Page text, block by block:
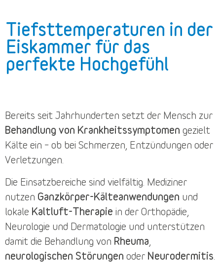
Tiefsttemperaturen in der
Eiskammer für das
perfekte Hochgefühl
Bereits seit Jahrhunderten setzt der Mensch zur
Behandlung von Krankheitssymptomen gezielt
Kälte ein – ob bei Schmerzen, Entzündungen oder
Verletzungen.
Die Einsatzbereiche sind vielfältig. Mediziner
nutzen Ganzkörper-Kälteanwendungen und
lokale Kaltluft-Therapie in der Orthopädie,
Neurologie und Dermatologie und unterstützen
damit die Behandlung von Rheuma
neurologischen Störungen oder Neurodermitis